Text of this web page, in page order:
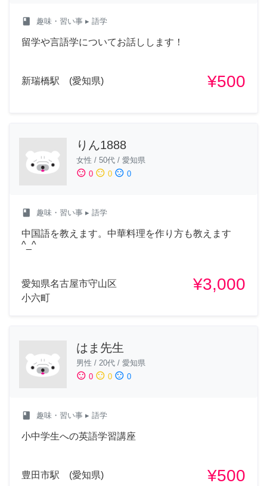
class 趣味・習い事 ▸ 語学
留学や言語学についてお話しします！
新瑞橋駅 (愛知県) ¥500
りん1888
女性 / 50代 / 愛知県
sentiment_satisfied 0 sentiment_neutral 0 sentiment_dissatisfied 0
class 趣味・習い事 ▸ 語学
中国語を教えます。中華料理を作り方も教えます
^_^
愛知県名古屋市守山区
小六町
¥3,000
はま先生
男性 / 20代 / 愛知県
sentiment_satisfied 0 sentiment_neutral 0 sentiment_dissatisfied 0
class 趣味・習い事 ▸ 語学
小中学生への英語学習講座
豊田市駅 (愛知県) ¥500